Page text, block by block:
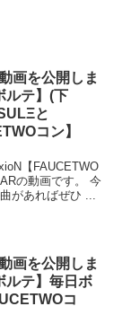
画を公開しま
ルテ】(下
と
コン】
【FAUCETWO
の動画です。 今
があればぜひ ...
画を公開しま
ルテ】毎日ボ
コ